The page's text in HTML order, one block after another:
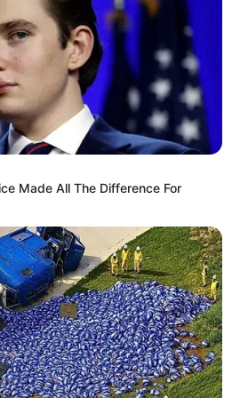
o rolo, deixando-a bem fina.
forma circular, corte a
bordas.
do corpo do boneco e
a tesoura.
do short, forme uma bolinha e
formato de coxinha.
mais grossa, abra um buraco
encaixe das pernas, desta vez
Made All The Difference For